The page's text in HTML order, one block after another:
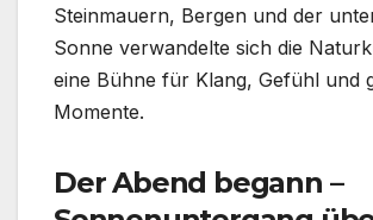
Steinmauern, Bergen und der
Sonne verwandelte sich die
eine Bühne für Klang, Gefühl und
Momente.
Der Abend begann –